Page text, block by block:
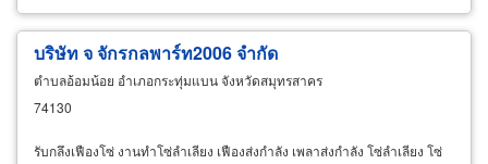
บริษัท จ จักรกลพาร์ท2006 จำกัด
ตำบลอ้อมน้อย อำเภอกระทุ่มแบน จังหวัดสมุทรสาคร
74130
รับกลึงเฟืองโซ่ งานทำโซ่ลำเลียง เฟืองส่งกำลัง เพลาส่งกำลัง โซ่ลำเลียง โซ่